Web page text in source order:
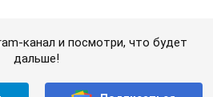
канал и посмотри, что будет
дальше!